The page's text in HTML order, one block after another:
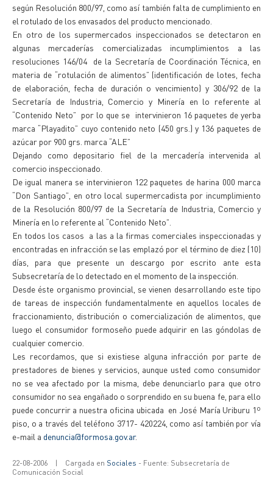
según Resolución 800/97, como así también falta de cumplimiento en
el rotulado de los envasados del producto mencionado.
En otro de los supermercados inspeccionados se detectaron en
algunas mercaderías comercializadas incumplimientos a las
resoluciones 146/04 de la Secretaría de Coordinación Técnica, en
materia de “rotulación de alimentos” (identificación de lotes, fecha
de elaboración, fecha de duración o vencimiento) y 306/92 de la
Secretaría de Industria, Comercio y Minería en lo referente al
“Contenido Neto” por lo que se intervinieron 16 paquetes de yerba
marca “Playadito” cuyo contenido neto (450 grs.) y 136 paquetes de
azúcar por 900 grs. marca “ALE”
Dejando como depositario fiel de la mercadería intervenida al
comercio inspeccionado.
De igual manera se intervinieron 122 paquetes de harina 000 marca
“Don Santiago”, en otro local supermercadista por incumplimiento
de la Resolución 800/97 de la Secretaría de Industria, Comercio y
Minería en lo referente al “Contenido Neto”.
En todos los casos a las a la firmas comerciales inspeccionadas y
encontradas en infracción se las emplazó por el término de diez (10)
días, para que presente un descargo por escrito ante esta
Subsecretaría de lo detectado en el momento de la inspección.
Desde éste organismo provincial, se vienen desarrollando este tipo
de tareas de inspección fundamentalmente en aquellos locales de
fraccionamiento, distribución o comercialización de alimentos, que
luego el consumidor formoseño puede adquirir en las góndolas de
cualquier comercio.
Les recordamos, que si existiese alguna infracción por parte de
prestadores de bienes y servicios, aunque usted como consumidor
no se vea afectado por la misma, debe denunciarlo para que otro
consumidor no sea engañado o sorprendido en su buena fe, para ello
puede concurrir a nuestra oficina ubicada en José María Uriburu 1º
piso, o a través del teléfono 3717- 420224, como así también por vía
e-mail a denuncia@formosa.gov.ar.
22-08-2006 | Cargada en Sociales - Fuente: Subsecretaría de
Comunicación Social